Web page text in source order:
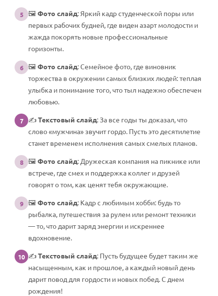
5 🖼️ Фото слайд: Яркий кадр студенческой поры или
первых рабочих будней, где виден азарт молодости и
жажда покорять новые профессиональные
горизонты.
6 🖼️ Фото слайд: Семейное фото, где виновник
торжества в окружении самых близких людей: теплая
улыбка и понимание того, что тыл надежно обеспечен
любовью.
7 ✍️Текстовый слайд: За все годы ты доказал, что
слово «мужчина» звучит гордо. Пусть это десятилетие
станет временем исполнения самых смелых планов.
8 🖼️ Фото слайд: Дружеская компания на пикнике или
встрече, где смех и поддержка коллег и друзей
говорят о том, как ценят тебя окружающие.
9 🖼️ Фото слайд: Кадр с любимым хобби: будь то
рыбалка, путешествия за рулем или ремонт техники
— то, что дарит заряд энергии и искреннее
вдохновение.
10 ✍️Текстовый слайд: Пусть будущее будет таким же
насыщенным, как и прошлое, а каждый новый день
дарит повод для гордости и новых побед. С днем
рождения!